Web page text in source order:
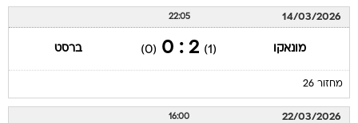
14/03/2026
22:05
מונאקו (1)
2 : 0
(0) ברסט
מחזור 26
22/03/2026
16:00